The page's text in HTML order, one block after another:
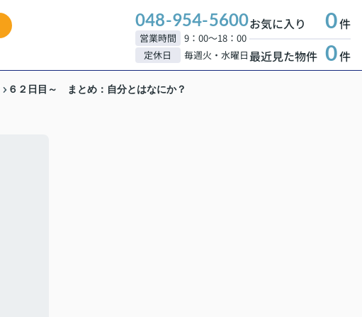
048-954-5600
営業時間
9：00～18：00
定休日
毎週火・水曜日
お気に入り 0件
最近見た物件 0件
６２日目～ まとめ：自分とはなにか？